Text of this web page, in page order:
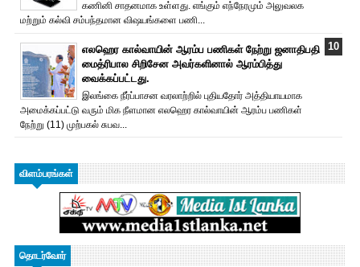
கணினி சாதனமாக உள்ளது. எங்கும் எந்நேரமும் அலுவலக
மற்றும் கல்வி சம்பந்தமான விஷயங்களை பணி...
எலஹெர கால்வாயின் ஆரம்ப பணிகள் நேற்று ஜனாதிபதி
மைத்ரிபால சிறிசேன அவர்களினால் ஆரம்பித்து
வைக்கப்பட்டது.
இலங்கை நீர்ப்பாசன வரலாற்றில் புதியதோர் அத்தியாயமாக
அமைக்கப்பட்டு வரும் மிக நீளமான எலஹெர கால்வாயின் ஆரம்ப பணிகள்
நேற்று (11) முற்பகல் சுபவ...
விளம்பரங்கள்
தொடர்வோர்